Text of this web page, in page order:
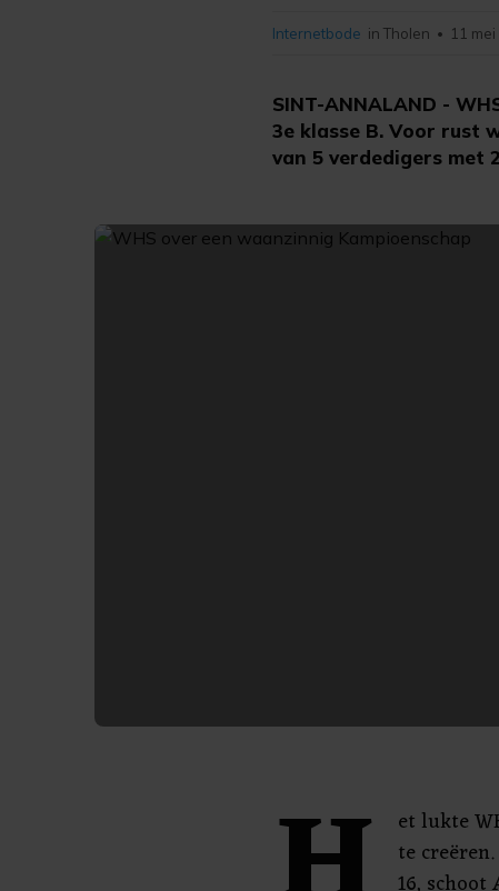
SINT-ANNALAND -
3e klasse B. Voor rust
van 5 verdedigers met
Internetbode in Tholen • 11
et lukte
te